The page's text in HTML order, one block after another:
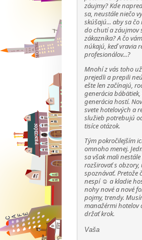
záujmy? Kde
sa, neustále niečo
skúšajú... aby sa
do chutí a záujmov
zákazníka? A čo
núkajú, keď vravia
profesionálov...?
Mnohí z vás toho
prejedli a prepili
ešte len začínajú,
generácia
generácia hostí.
svete hotelových a
služieb potrebujú
tisíce otázok.
Tým pokročilejším
omnoho menej.
sa však mali
rozširovať s obzory,
spoznávať. Pretože
nespí ☺ a kladie
nohy nové a nové
pojmy, trendy.
manažérmi hotelov
držať krok.
Vaša